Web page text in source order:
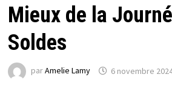
Mieux de la
Soldes
parAmelie Lamy 6 novembre